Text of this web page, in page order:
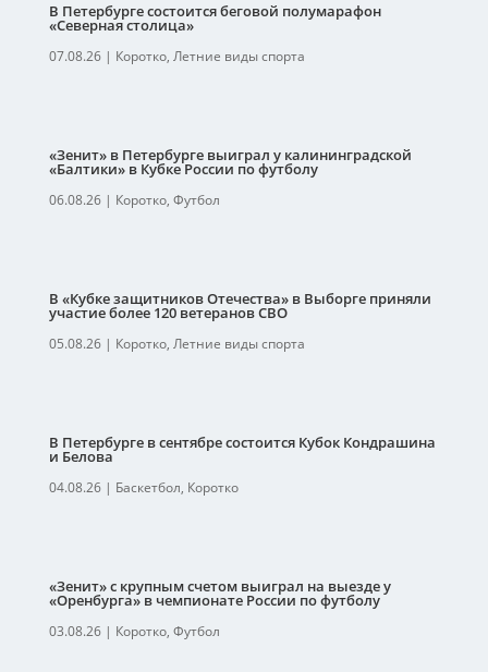
В Петербурге состоится беговой полумарафон
«Северная столица»
07.08.26| Коротко, Летние виды спорта
«Зенит» в Петербурге выиграл у калининградской
«Балтики» в Кубке России по футболу
06.08.26| Коротко, Футбол
В «Кубке защитников Отечества» в Выборге приняли
участие более 120 ветеранов СВО
05.08.26| Коротко, Летние виды спорта
В Петербурге в сентябре состоится Кубок Кондрашина
и Белова
04.08.26| Баскетбол, Коротко
«Зенит» с крупным счетом выиграл на выезде у
«Оренбурга» в чемпионате России по футболу
03.08.26| Коротко, Футбол